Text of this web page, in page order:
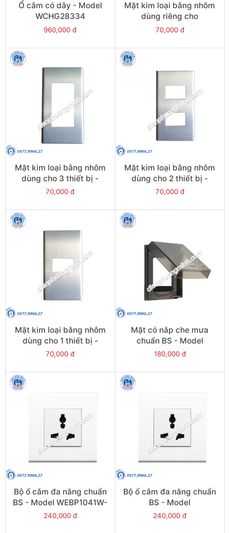
Ổ cắm có dây - Model
WCHG28334
960,000 đ
Mặt kim loại bằng nhôm
dùng riêng cho
WEV1181SW/WEV1191SW
WEG65029-1
70,000 đ
Mặt kim loại bằng nhôm
dùng cho 3 thiết bị -
Model WEG6503-1
70,000 đ
Mặt kim loại bằng nhôm
dùng cho 2 thiết bị -
Model WEG6502-1
70,000 đ
Mặt kim loại bằng nhôm
dùng cho 1 thiết bị -
Model WEG6501-1
70,000 đ
Mặt có nắp che mưa
chuẩn BS - Model
WBG8981-P
180,000 đ
Bộ ổ cắm đa năng chuẩn
BS - Model WEBP1041W-
P
240,000 đ
Bộ ổ cắm đa năng chuẩn
BS - Model
WEBP1041SW-P
240,000 đ